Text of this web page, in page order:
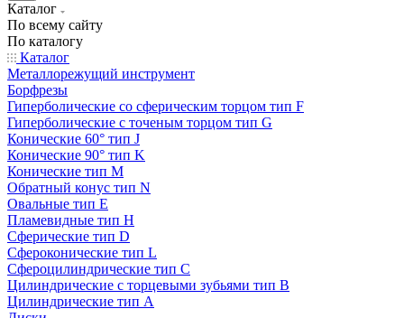
Каталог
По всему сайту
По каталогу
Каталог
Металлорежущий инструмент
Борфрезы
Гиперболические cо сферическим торцом тип F
Гиперболические с точеным торцом тип G
Конические 60° тип J
Конические 90° тип K
Конические тип M
Обратный конус тип N
Овальные тип E
Пламевидные тип H
Сферические тип D
Сфероконические тип L
Сфероцилиндрические тип C
Цилиндрические с торцевыми зубьями тип B
Цилиндрические тип А